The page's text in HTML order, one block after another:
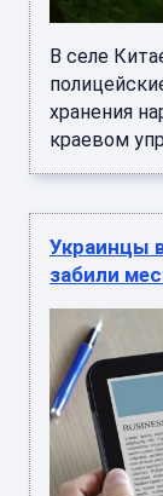
В селе
хранения
краевом
Украинцы
забили